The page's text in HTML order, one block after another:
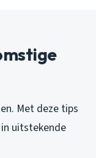
Met deze tips
uitstekende